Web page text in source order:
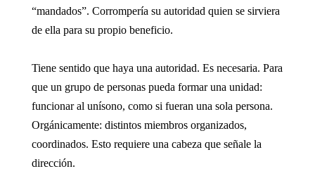
“mandados”. Corrompería su autoridad quien se sirviera
de ella para su propio beneficio.
Tiene sentido que haya una autoridad. Es necesaria. Para
que un grupo de personas pueda formar una unidad:
funcionar al unísono, como si fueran una sola persona.
Orgánicamente: distintos miembros organizados,
coordinados. Esto requiere una cabeza que señale la
dirección.